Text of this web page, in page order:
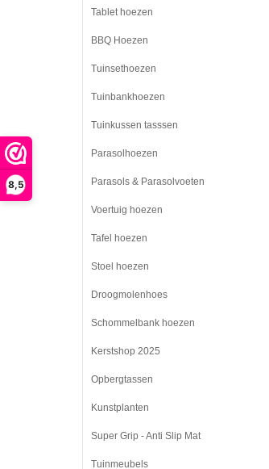
8,5
Tablet hoezen
BBQ Hoezen
Tuinsethoezen
Tuinbankhoezen
Tuinkussen tasssen
Parasolhoezen
Parasols & Parasolvoeten
Voertuig hoezen
Tafel hoezen
Stoel hoezen
Droogmolenhoes
Schommelbank hoezen
Kerstshop 2025
Opbergtassen
Kunstplanten
Super Grip - Anti Slip Mat
Tuinmeubels